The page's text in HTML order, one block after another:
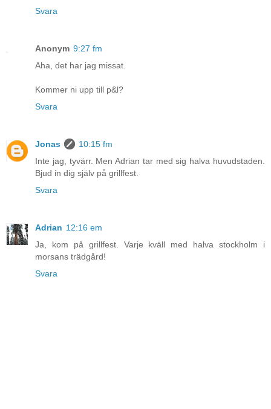
Svara
Anonym 9:27 fm
Aha, det har jag missat.
Kommer ni upp till p&l?
Svara
Jonas
10:15 fm
Inte jag, tyvärr. Men Adrian tar med sig halva huvudstaden.
Bjud in dig själv på grillfest.
Svara
Adrian 12:16 em
Ja, kom på grillfest. Varje kväll med halva stockholm i
morsans trädgård!
Svara